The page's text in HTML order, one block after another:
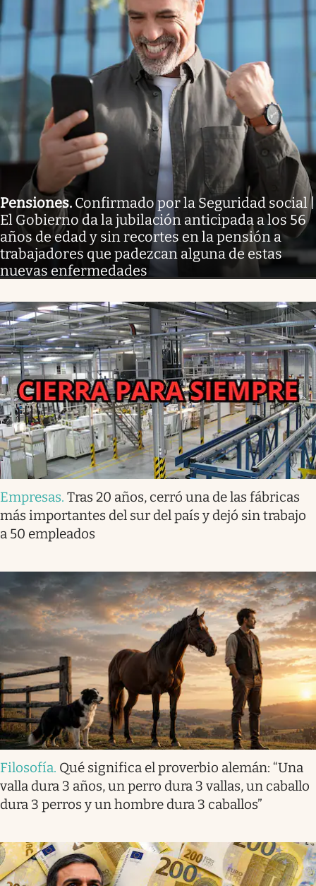
Pensiones. Confirmado por la Seguridad social |
El Gobierno da la jubilación anticipada a los 56
años de edad y sin recortes en la pensión a
trabajadores que padezcan alguna de estas
nuevas enfermedades
Empresas. Tras 20 años, cerró una de las fábricas
más importantes del sur del país y dejó sin trabajo
a 50 empleados
Filosofía. Qué significa el proverbio alemán: “Una
valla dura 3 años, un perro dura 3 vallas, un caballo
dura 3 perros y un hombre dura 3 caballos”